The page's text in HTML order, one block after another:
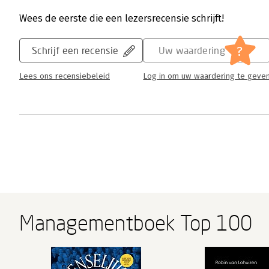
Wees de eerste die een lezersrecensie schrijft!
Schrijf een recensie
Lees ons recensiebeleid
Uw waardering ?
Log in om uw waardering te
Managementboek Top 100